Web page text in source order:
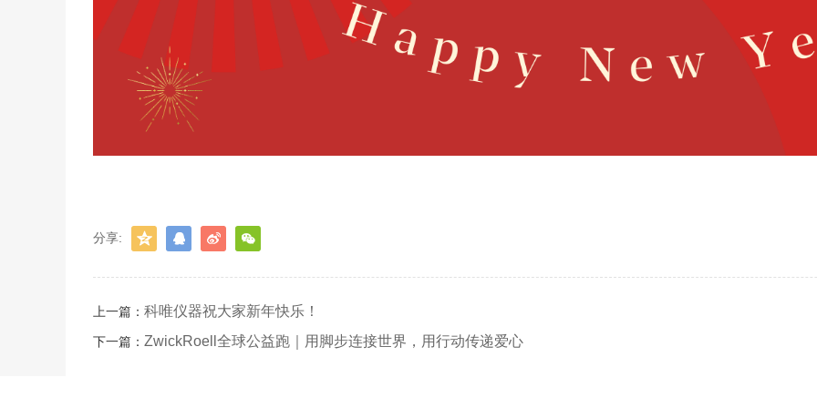
分享:
上一篇： 科唯仪器祝大家新年快乐！
下一篇： ZwickRoell全球公益跑｜用脚步连接世界，用行动传递爱心